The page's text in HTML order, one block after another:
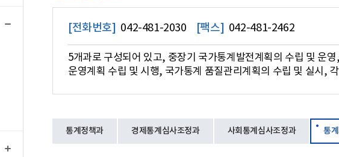
[전화번호] 042-481-2030 [팩스] 042-481-2462
5개과로 구성되어 있고, 중장기 국가통계발전계획의 수립 및 운
운영계획 수립 및 시행, 국가통계 품질관리계획의 수립 및 실시,
통계정책과 경제통계심사조정과 사회통계심사조정과 통